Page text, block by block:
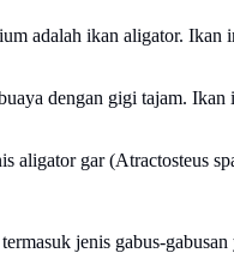
adalah ikan aligator.
dengan gigi tajam.
aligator gar (Atractosteus
jenis gabus-